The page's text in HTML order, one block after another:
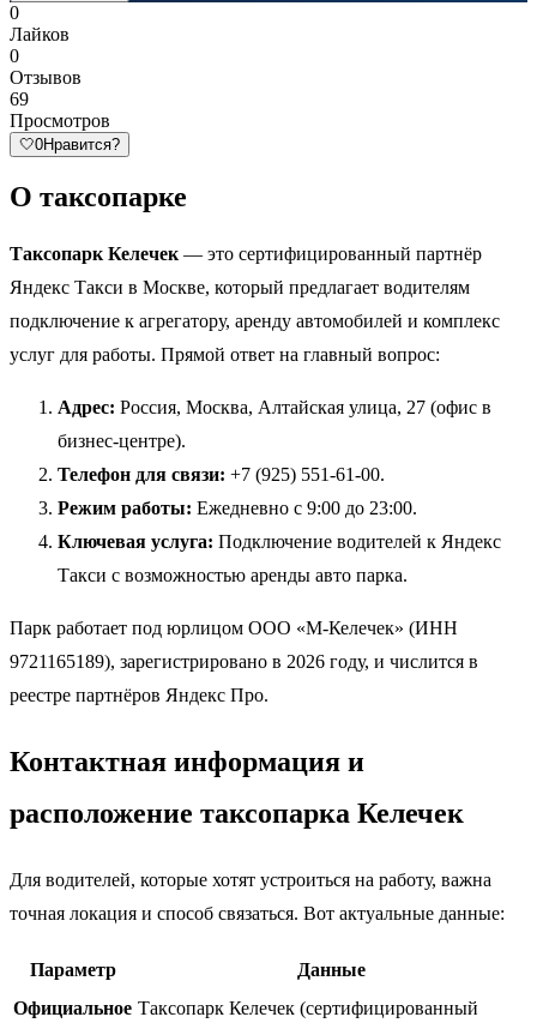
0
Лайков
0
Отзывов
69
Просмотров
🤍0Нравится?
О таксопарке
Таксопарк Келечек — это сертифицированный партнёр
Яндекс Такси в Москве, который предлагает водителям
подключение к агрегатору, аренду автомобилей и комплекс
услуг для работы. Прямой ответ на главный вопрос:
Адрес: Россия, Москва, Алтайская улица, 27 (офис в
бизнес-центре).
Телефон для связи: +7 (925) 551-61-00.
Режим работы: Ежедневно с 9:00 до 23:00.
Ключевая услуга: Подключение водителей к Яндекс
Такси с возможностью аренды авто парка.
Парк работает под юрлицом ООО «М-Келечек» (ИНН
9721165189), зарегистрировано в 2026 году, и числится в
реестре партнёров Яндекс Про.
Контактная информация и
расположение таксопарка Келечек
Для водителей, которые хотят устроиться на работу, важна
точная локация и способ связаться. Вот актуальные данные:
Параметр
Данные
Официальное Таксопарк Келечек (сертифицированный